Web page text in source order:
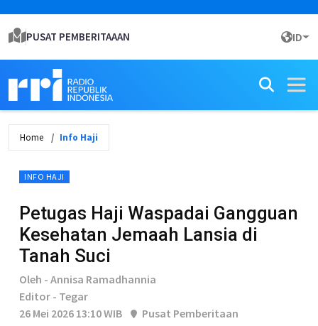
PUSAT PEMBERITAAAN ID
Home Info Haji
INFO HAJI
Petugas Haji Waspadai Gangguan
Kesehatan Jemaah Lansia di
Tanah Suci
Oleh - Annisa Ramadhannia
Editor - Tegar
26 Mei 2026 13:10 WIB
Pusat Pemberitaan